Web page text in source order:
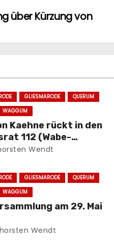
über Kürzung von
GLIESMARODE
QUERUM
WAGGUM
Kaehne rückt in den
112 (Wabe-
nach
Wendt
GLIESMARODE
QUERUM
WAGGUM
am 29. Mai
Wendt